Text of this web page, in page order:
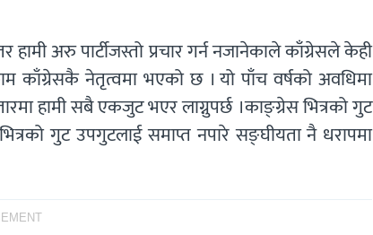
अरु पार्टीजस्तो प्रचार गर्न नजानेकाले काँग्रेसले केही
काँग्रेसकै नेतृत्वमा भएको छ । यो पाँच वर्षको अवधिमा
हामी सबै एकजुट भएर लाग्नुपर्छ ।काङ्ग्रेस भित्रको गुट
गुट उपगुटलाई समाप्त नपारे सङ्घीयता नै धरापमा